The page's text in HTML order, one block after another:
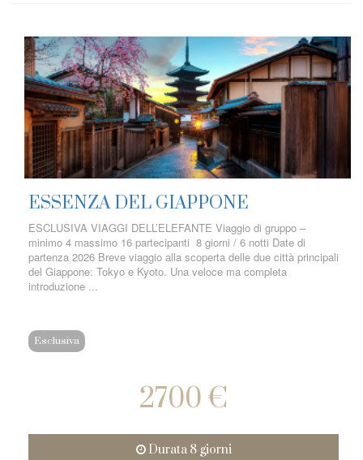
ESSENZA DEL GIAPPONE
ESCLUSIVA VIAGGI DELL’ELEFANTE Viaggio di gruppo –
minimo 4 massimo 16 partecipanti 8 giorni / 6 notti Date di
partenza 2026 Breve viaggio alla scoperta delle due città principali
del Giappone: Tokyo e Kyoto. Una veloce ma completa
introduzione ...
Esclusiva
2700 €
Durata 8 giorni